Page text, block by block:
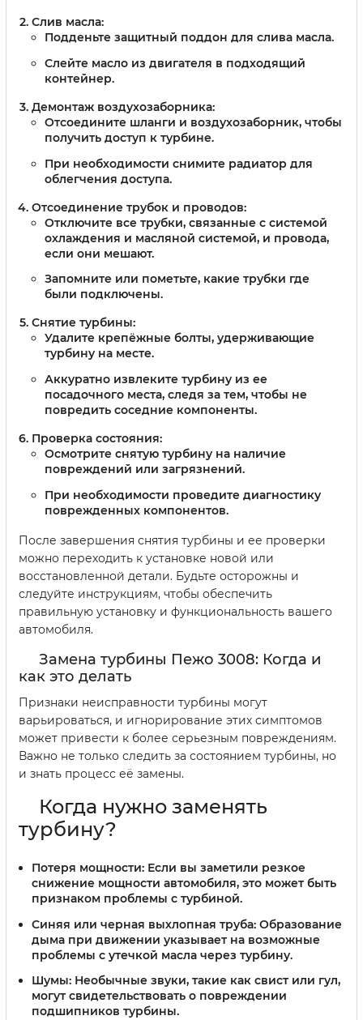
Слив масла:
Подденьте защитный поддон для слива масла.
Слейте масло из двигателя в подходящий
контейнер.
Демонтаж воздухозаборника:
Отсоедините шланги и воздухозаборник, чтобы
получить доступ к турбине.
При необходимости снимите радиатор для
облегчения доступа.
Отсоединение трубок и проводов:
Отключите все трубки, связанные с системой
охлаждения и масляной системой, и провода,
если они мешают.
Запомните или пометьте, какие трубки где
были подключены.
Снятие турбины:
Удалите крепёжные болты, удерживающие
турбину на месте.
Аккуратно извлеките турбину из ее
посадочного места, следя за тем, чтобы не
повредить соседние компоненты.
Проверка состояния:
Осмотрите снятую турбину на наличие
повреждений или загрязнений.
При необходимости проведите диагностику
поврежденных компонентов.
После завершения снятия турбины и ее проверки
можно переходить к установке новой или
восстановленной детали. Будьте осторожны и
следуйте инструкциям, чтобы обеспечить
правильную установку и функциональность вашего
автомобиля.
Замена турбины Пежо 3008: Когда и
как это делать
Признаки неисправности турбины могут
варьироваться, и игнорирование этих симптомов
может привести к более серьезным повреждениям.
Важно не только следить за состоянием турбины, но
и знать процесс её замены.
Когда нужно заменять
турбину?
Потеря мощности: Если вы заметили резкое
снижение мощности автомобиля, это может быть
признаком проблемы с турбиной.
Синяя или черная выхлопная труба: Образование
дыма при движении указывает на возможные
проблемы с утечкой масла через турбину.
Шумы: Необычные звуки, такие как свист или гул,
могут свидетельствовать о повреждении
подшипников турбины.